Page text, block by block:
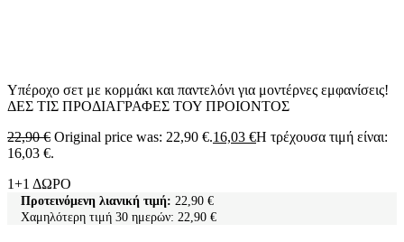
Υπέροχο σετ με κορμάκι και παντελόνι για μοντέρνες εμφανίσεις!
ΔΕΣ ΤΙΣ ΠΡΟΔΙΑΓΡΑΦΕΣ ΤΟΥ ΠΡΟΙΟΝΤΟΣ
22,90€ Original price was: 22,90 €.16,03 €Η τρέχουσα τιμή είναι:
16,03 €.
1+1 ΔΩΡΟ
Προτεινόμενη λιανική τιμή: 22,90 €
Χαμηλότερη τιμή 30 ημερών: 22,90 €